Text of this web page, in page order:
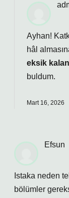
Ayhan!
hâl
eksik
buldum.
Mart 16, 2026
Efsun
Istaka neden
bölümler